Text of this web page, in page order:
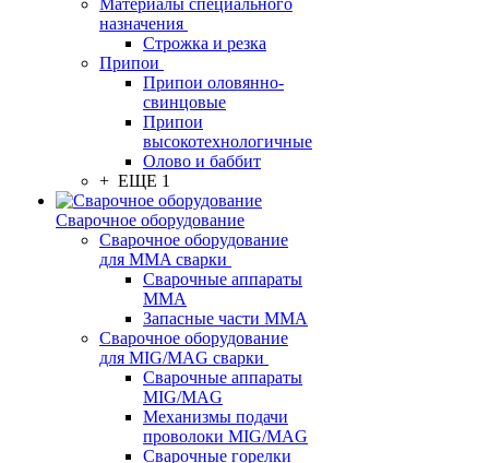
Материалы специального
назначения
Строжка и резка
Припои
Припои оловянно-
свинцовые
Припои
высокотехнологичные
Олово и баббит
+ ЕЩЕ 1
Сварочное оборудование
Сварочное оборудование
для MMA сварки
Сварочные аппараты
MMA
Запасные части MMA
Сварочное оборудование
для MIG/MAG сварки
Сварочные аппараты
MIG/MAG
Механизмы подачи
проволоки MIG/MAG
Сварочные горелки